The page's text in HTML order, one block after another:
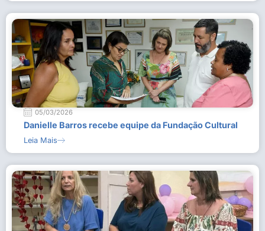
05/03/2026
Danielle Barros recebe equipe da Fundação Cultural
Leia Mais